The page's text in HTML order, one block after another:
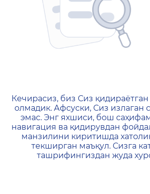
404 —
Кечирасиз, биз Сиз
олмадик. Афсуски, Сиз излаган
эмас. Энг яхшиси, бош
навигация ва қидирувдан
манзилини киритишда
текширган маъқул. Сизга
ташрифингиздан жуда